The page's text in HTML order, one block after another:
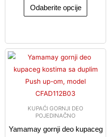
Odaberite opcije
KUPAĆI GORNJI DEO
POJEDINAČNO
Yamamay gornji deo kupaceg
Ovaj
proizvod
mogu